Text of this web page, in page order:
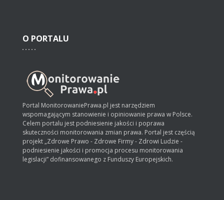
O PORTALU
Portal MonitorowaniePrawa.pl jest narzędziem
wspomagającym stanowienie i opiniowanie prawa w Polsce.
Celem portalu jest podniesienie jakości i poprawa
skuteczności monitorowania zmian prawa. Portal jest częścią
projekt „Zdrowe Prawo - Zdrowe Firmy - Zdrowi Ludzie -
podniesienie jakości i promocja procesu monitorowania
legislacji” dofinansowanego z Funduszy Europejskich.